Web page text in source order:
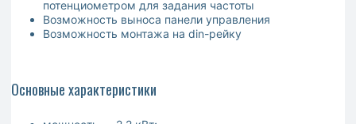
потенциометром для задания частоты
Возможность выноса панели управления
Возможность монтажа на din-рейку
Основные характеристики